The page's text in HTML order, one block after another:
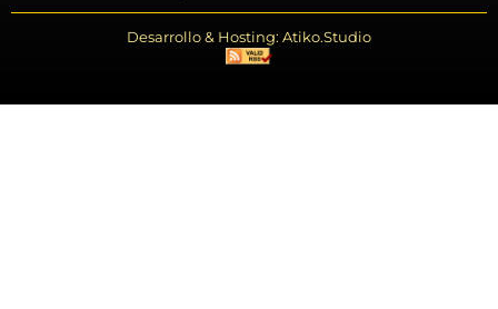
Desarrollo & Hosting: Atiko.Studio